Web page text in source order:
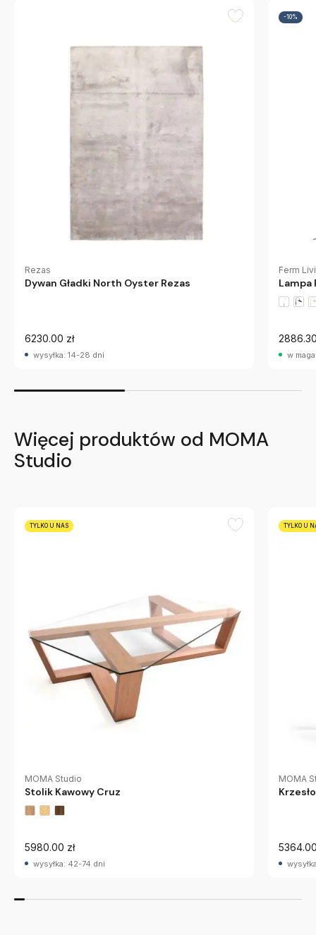
Rezas
Dywan Gładki North Oyster Rezas
6230.00 zł
wysyłka: 14-28 dni
-10%
Ferm
Lampa
w
Więcej produktów od MOMA
Studio
TYLKO U NAS
MOMA Studio
Stolik Kawowy Cruz
5980.00 zł
wysyłka: 42-74 dni
TYLKO U
MOMA